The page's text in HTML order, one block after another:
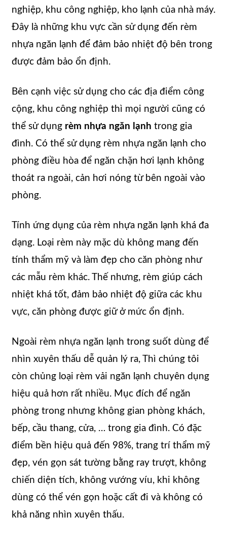
nghiệp, khu công nghiệp, kho lạnh của nhà máy.
Đây là những khu vực cần sử dụng đến rèm
nhựa ngăn lạnh để đảm bảo nhiệt độ bên trong
được đảm bảo ổn định.
Bên cạnh việc sử dụng cho các địa điểm công
cộng, khu công nghiệp thì mọi người cũng có
thể sử dụng rèm nhựa ngăn lạnh trong gia
đình. Có thể sử dụng rèm nhựa ngăn lạnh cho
phòng điều hòa để ngăn chặn hơi lạnh không
thoát ra ngoài, cản hơi nóng từ bên ngoài vào
phòng.
Tính ứng dụng của rèm nhựa ngăn lạnh khá đa
dạng. Loại rèm này mặc dù không mang đến
tính thẩm mỹ và làm đẹp cho căn phòng như
các mẫu rèm khác. Thế nhưng, rèm giúp cách
nhiệt khá tốt, đảm bảo nhiệt độ giữa các khu
vực, căn phòng được giữ ở mức ổn định.
Ngoài rèm nhựa ngăn lạnh trong suốt dùng để
nhìn xuyên thấu dễ quản lý ra, Thì chúng tôi
còn chủng loại rèm vải ngăn lạnh chuyên dụng
hiệu quả hơn rất nhiều. Mục đích để ngăn
phòng trong nhưng không gian phòng khách,
bếp, cầu thang, cửa, … trong gia đình. Có đặc
điểm bền hiệu quả đến 98%, trang trí thẩm mỹ
đẹp, vén gọn sát tường bằng ray trượt, không
chiến diện tích, không vướng víu, khi không
dùng có thể vén gọn hoặc cất đi và không có
khả năng nhìn xuyên thấu.